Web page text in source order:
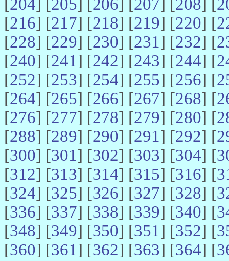
[204] [205] [206] [207] [208] [
[216] [217] [218] [219] [220] [
[228] [229] [230] [231] [232] [
[240] [241] [242] [243] [244] [
[252] [253] [254] [255] [256] [
[264] [265] [266] [267] [268] [
[276] [277] [278] [279] [280] [
[288] [289] [290] [291] [292] [
[300] [301] [302] [303] [304] [
[312] [313] [314] [315] [316] [
[324] [325] [326] [327] [328] [
[336] [337] [338] [339] [340] [
[348] [349] [350] [351] [352] [
[360] [361] [362] [363] [364] [